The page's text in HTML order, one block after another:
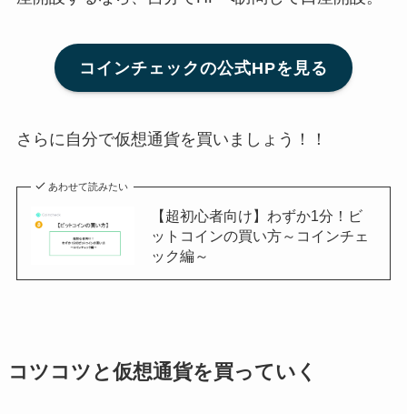
コインチェックの公式HPを見る
さらに自分で仮想通貨を買いましょう！！
あわせて読みたい
【超初心者向け】わずか1分！ビ
ットコインの買い方～コインチェ
ック編～
コツコツと仮想通貨を買っていく